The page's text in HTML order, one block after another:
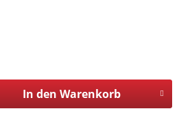
In den Warenkorb